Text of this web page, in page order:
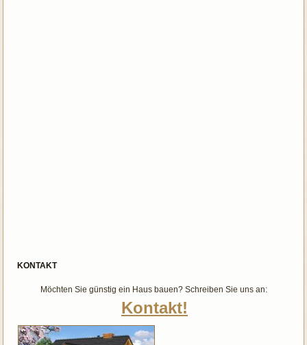
KONTAKT
Möchten Sie günstig ein Haus bauen? Schreiben Sie uns an:
Kontakt!